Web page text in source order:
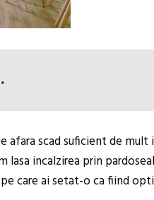
scad suficient de
lasa incalzirea prin
care ai setat-o ca fiind